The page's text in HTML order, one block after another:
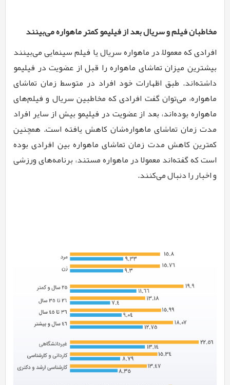
مخاطبان فیلم و سریال بعد از فیلیمو کمتر ماهواره می‌بینند
افرادی که معمولاً در ماهواره سریال یا فیلم سینمایی می‌بینند
بیشترین میزان تماشای ماهواره را قبل از عضویت در فیلیمو
داشته‌اند. طبق اظهارات خود افراد در متوسط زمان تماشای
ماهواره، می‌توان گفت افرادی که مخاطبین سریال و فیلم‌های
ماهواره بوده‌اند، بعد از عضویت در فیلیمو بیش از سایر افراد
مدت زمان تماشای ماهواره‌شان کاهش یافته است. همچنین
کمترین کاهش مدت زمان تماشای ماهواره بین افرادی بوده
است که گفته‌اند معمولا در ماهواره مستند، برنامه‌های ورزشی
و اخبار را دنبال می‌کنند.